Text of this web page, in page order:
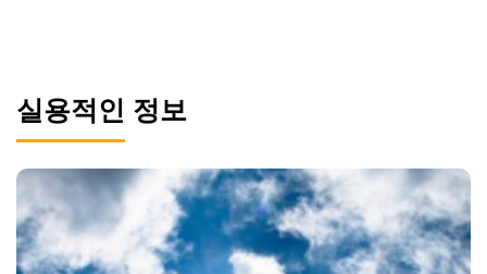
실용적인 정보